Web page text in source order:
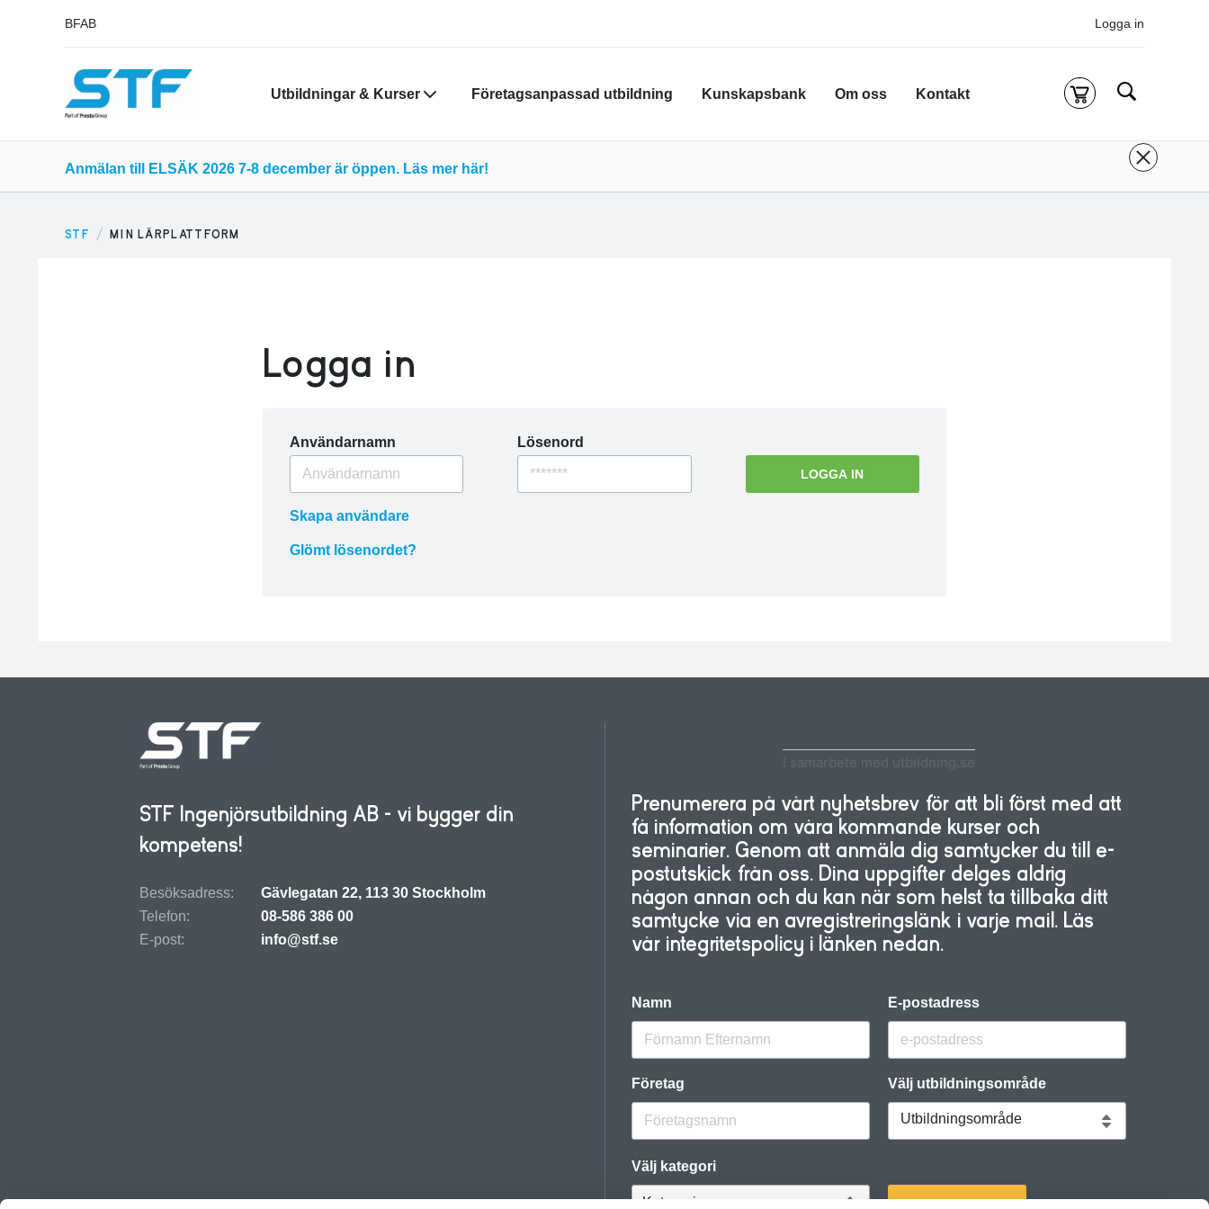
BFAB Logga in
Utbildningar & Kurser Företagsanpassad utbildning Kunskapsbank Om oss Kontakt Kassa
Du måste vara inloggad för att köpa kurser.Logga ineller
Sök
Anmälan till ELSÄK 2026 7-8 december är öppen. Läs mer här!
STF MIN LÄRPLATTFORM
Logga in
Användarnamn Lösenord
LOGGA IN
Skapa användare
Glömt lösenordet?
STF Ingenjörsutbildning AB - vi bygger din
kompetens!
Besöksadress:
Gävlegatan 22, 113 30 Stockholm
Telefon:
08-586 386 00
E-post:
info@stf.se
I samarbete med utbildning.se
Prenumerera på vårt nyhetsbrev för att bli först med att
få information om våra kommande kurser och
seminarier. Genom att anmäla dig samtycker du till e-
postutskick från oss. Dina uppgifter delges aldrig
någon annan och du kan när som helst ta tillbaka ditt
samtycke via en avregistreringslänk i varje mail. Läs
vår integritetspolicy i länken nedan.
Namn E-postadress
Företag Välj utbildningsområde
Utbildningsområde
Välj kategori